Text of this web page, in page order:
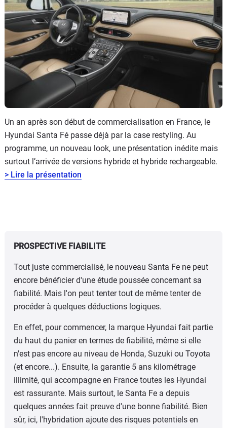
Un an après son début de commercialisation en France, le
Hyundai Santa Fé passe déjà par la case restyling. Au
programme, un nouveau look, une présentation inédite mais
surtout l’arrivée de versions hybride et hybride rechargeable.
> Lire la présentation
PROSPECTIVE FIABILITE
Tout juste commercialisé, le nouveau Santa Fe ne peut
encore bénéficier d'une étude poussée concernant sa
fiabilité. Mais l'on peut tenter tout de même tenter de
procéder à quelques déductions logiques.
En effet, pour commencer, la marque Hyundai fait partie
du haut du panier en termes de fiabilité, même si elle
n'est pas encore au niveau de Honda, Suzuki ou Toyota
(et encore...). Ensuite, la garantie 5 ans kilométrage
illimité, qui accompagne en France toutes les Hyundai
est rassurante. Mais surtout, le Santa Fe a depuis
quelques années fait preuve d'une bonne fiabilité. Bien
sûr, ici, l'hybridation ajoute des risques potentiels en